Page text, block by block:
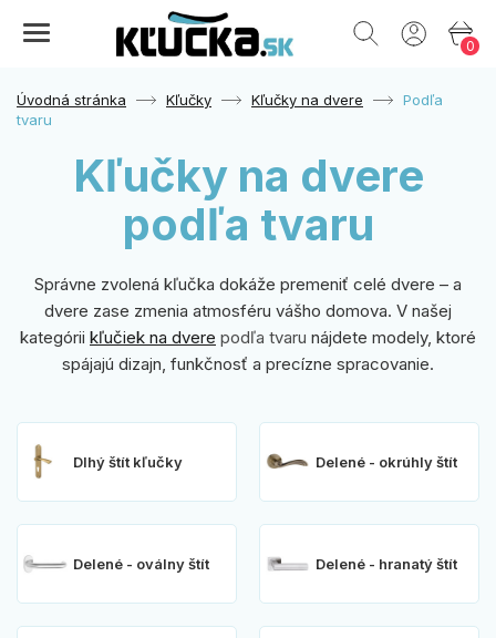
0
Úvodná stránka Kľučky Kľučky na dvere
Podľa
tvaru
Kľučky na dvere
podľa tvaru
Správne zvolená kľučka dokáže premeniť celé dvere – a
dvere zase zmenia atmosféru vášho domova. V našej
kategórii kľučiek na dvere podľa tvaru nájdete modely, ktoré
spájajú dizajn, funkčnosť a precízne spracovanie.
Dlhý štít kľučky Delené - okrúhly štít
Delené - oválny štít Delené - hranatý štít